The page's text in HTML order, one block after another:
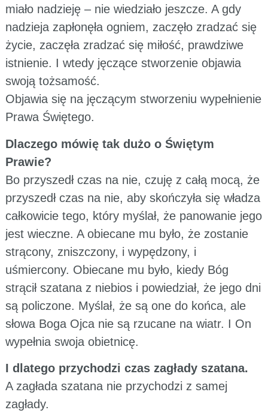
miało nadzieję – nie wiedziało jeszcze. A gdy
nadzieja zapłonęła ogniem, zaczęło zradzać się
życie, zaczęła zradzać się miłość, prawdziwe
istnienie. I wtedy jęczące stworzenie objawia
swoją tożsamość.
Objawia się na jęczącym stworzeniu wypełnienie
Prawa Świętego.
Dlaczego mówię tak dużo o Świętym
Prawie?
Bo przyszedł czas na nie, czuję z całą mocą, że
przyszedł czas na nie, aby skończyła się władza
całkowicie tego, który myślał, że panowanie jego
jest wieczne. A obiecane mu było, że zostanie
strącony, zniszczony, i wypędzony, i
uśmiercony. Obiecane mu było, kiedy Bóg
strącił szatana z niebios i powiedział, że jego dni
są policzone. Myślał, że są one do końca, ale
słowa Boga Ojca nie są rzucane na wiatr. I On
wypełnia swoja obietnicę.
I dlatego przychodzi czas zagłady szatana.
A zagłada szatana nie przychodzi z samej
zagłady.